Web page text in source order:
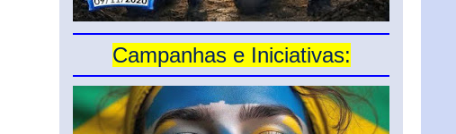
Campanhas e Iniciativas: